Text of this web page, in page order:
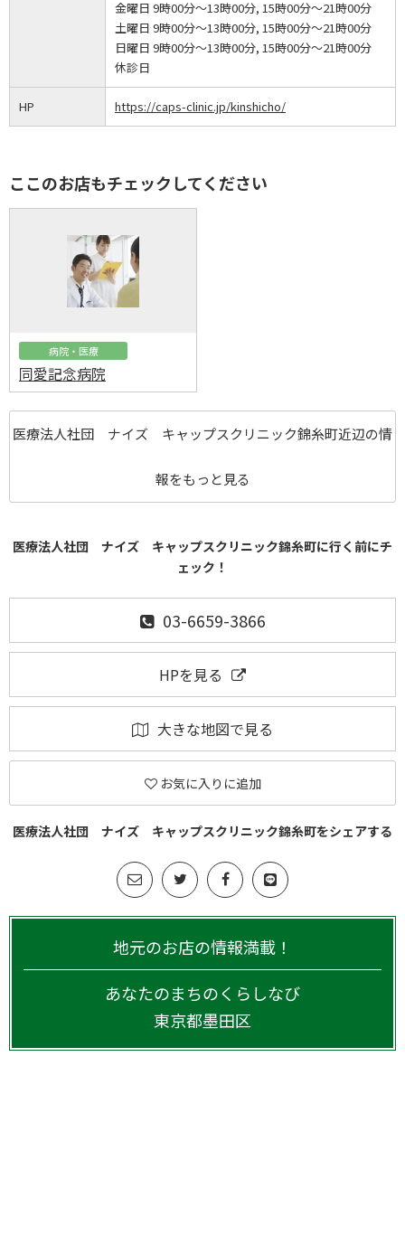
金曜日 9時00分～13時00分, 15時00分～21時00分
土曜日 9時00分～13時00分, 15時00分～21時00分
日曜日 9時00分～13時00分, 15時00分～21時00分
休診日
HP https://caps-clinic.jp/kinshicho/
ここのお店もチェックしてください
病院・医療
同愛記念病院
医療法人社団 ナイズ キャップスクリニック錦糸町近辺の情
報をもっと見る
医療法人社団 ナイズ キャップスクリニック錦糸町に行く前にチ
ェック！
03-6659-3866
HPを見る
大きな地図で見る
お気に入りに追加
医療法人社団 ナイズ キャップスクリニック錦糸町をシェアする
地元のお店の情報満載！
あなたのまちのくらしなび
東京都墨田区